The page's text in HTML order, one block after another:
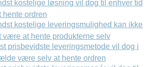
kostelige løsning vil dog til enhver tid
ordren
kostelige leveringsmulighed kan ikke
være at hente produkterne selv
prisbevidste leveringsmetode vil dog i
være selv at hente ordren